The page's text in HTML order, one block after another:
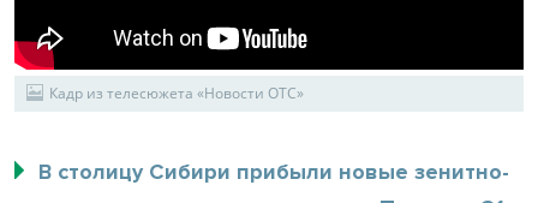
Кадр из телесюжета «Новости ОТС»
В столицу Сибири прибыли новые зенитно-